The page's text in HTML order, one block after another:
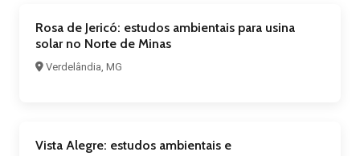
Rosa de Jericó: estudos ambientais para usina
solar no Norte de Minas
Verdelândia, MG
Vista Alegre: estudos ambientais e